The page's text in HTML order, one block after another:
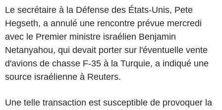
Le secrétaire à la Défense des États-Unis, Pete
Hegseth, a annulé une rencontre prévue mercredi
avec le Premier ministre israélien Benjamin
Netanyahou, qui devait porter sur l'éventuelle vente
d'avions de chasse F-35 à la Turquie, a indiqué une
source israélienne à Reuters.
Une telle transaction est susceptible de provoquer la